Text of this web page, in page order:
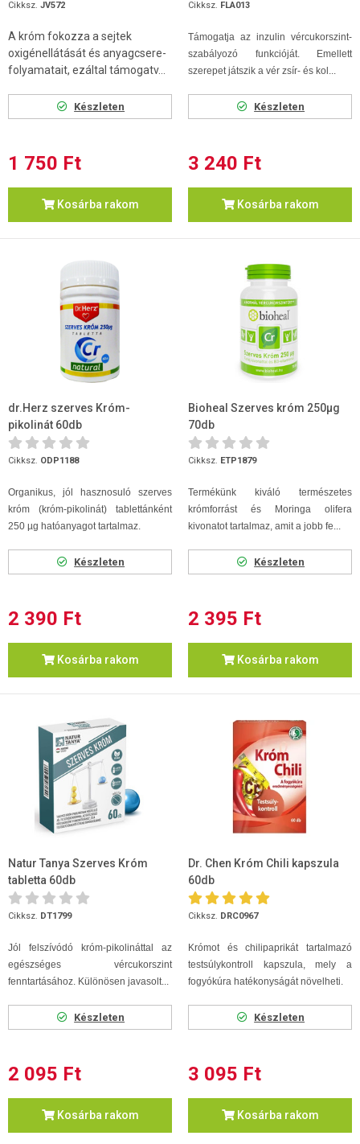
Cikksz. JV572
A króm fokozza a sejtek
oxigénellátását és anyagcsere-
folyamatait, ezáltal támogatv...
Készleten
1 750 Ft
Kosárba rakom
Cikksz. FLA013
Támogatja az inzulin vércukorszint-
szabályozó funkcióját. Emellett
szerepet játszik a vér zsír- és kol...
Készleten
3 240 Ft
Kosárba rakom
dr.Herz szerves Króm-
pikolinát 60db
Cikksz. ODP1188
Organikus, jól hasznosuló szerves
króm (króm-pikolinát) tablettánként
250 µg hatóanyagot tartalmaz.
Készleten
2 390 Ft
Kosárba rakom
Bioheal Szerves króm 250µg
70db
Cikksz. ETP1879
Termékünk kiváló természetes
krómforrást és Moringa olifera
kivonatot tartalmaz, amit a jobb fe...
Készleten
2 395 Ft
Kosárba rakom
Natur Tanya Szerves Króm
tabletta 60db
Cikksz. DT1799
Jól felszívódó króm-pikolináttal az
egészséges vércukorszint
fenntartásához. Különösen javasolt...
Készleten
2 095 Ft
Kosárba rakom
Dr. Chen Króm Chili kapszula
60db
Cikksz. DRC0967
Krómot és chilipaprikát tartalmazó
testsúlykontroll kapszula, mely a
fogyókúra hatékonyságát növelheti.
Készleten
3 095 Ft
Kosárba rakom